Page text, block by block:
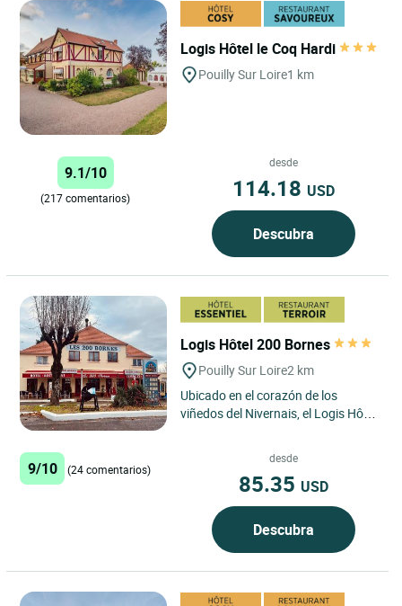
Logis Hôtel le Coq Hardi
Pouilly Sur Loire1 km
9.1/10
(217 comentarios)
desde
114.18 USD
Descubra
Logis Hôtel 200 Bornes
Pouilly Sur Loire2 km
Ubicado en el corazón de los
viñedos del Nivernais, el Logis Hôtel
9/10 (24 comentarios)
desde
85.35 USD
Descubra